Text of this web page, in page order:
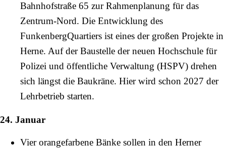
Bahnhofstraße 65 zur Rahmenplanung für das
Zentrum-Nord. Die Entwicklung des
FunkenbergQuartiers ist eines der großen Projekte in
Herne. Auf der Baustelle der neuen Hochschule für
Polizei und öffentliche Verwaltung (HSPV) drehen
sich längst die Baukräne. Hier wird schon 2027 der
Lehrbetrieb starten.
24. Januar
Vier orangefarbene Bänke sollen in den Herner